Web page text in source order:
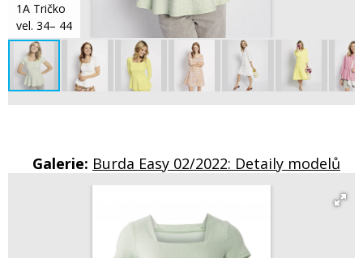
1A Tričko
vel. 34– 44
Galerie: Burda Easy 02/2022: Detaily modelů